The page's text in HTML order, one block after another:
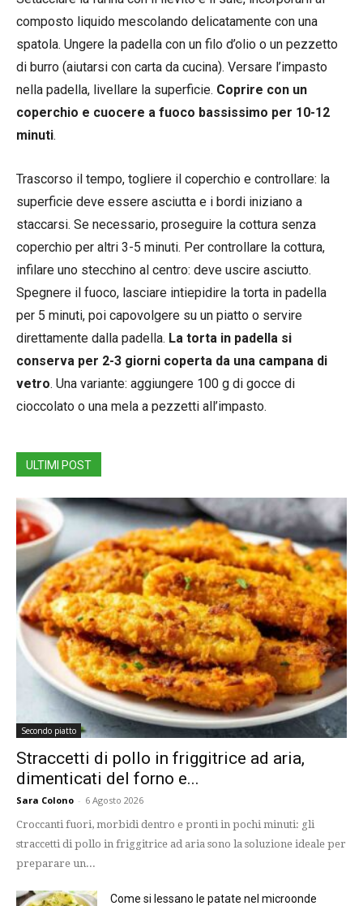
composto liquido mescolando delicatamente con una
spatola. Ungere la padella con un filo d’olio o un pezzetto
di burro (aiutarsi con carta da cucina). Versare l’impasto
nella padella, livellare la superficie. Coprire con un
coperchio e cuocere a fuoco bassissimo per 10-12
minuti.
Trascorso il tempo, togliere il coperchio e controllare: la
superficie deve essere asciutta e i bordi iniziano a
staccarsi. Se necessario, proseguire la cottura senza
coperchio per altri 3-5 minuti. Per controllare la cottura,
infilare uno stecchino al centro: deve uscire asciutto.
Spegnere il fuoco, lasciare intiepidire la torta in padella
per 5 minuti, poi capovolgere su un piatto o servire
direttamente dalla padella. La torta in padella si
conserva per 2-3 giorni coperta da una campana di
vetro. Una variante: aggiungere 100 g di gocce di
cioccolato o una mela a pezzetti all’impasto.
ULTIMI POST
Secondo piatto
Straccetti di pollo in friggitrice ad aria,
dimenticati del forno e...
Sara Colono - 6 Agosto 2026
Croccanti fuori, morbidi dentro e pronti in pochi minuti: gli
straccetti di pollo in friggitrice ad aria sono la soluzione ideale per
preparare un...
Come si lessano le patate nel microonde